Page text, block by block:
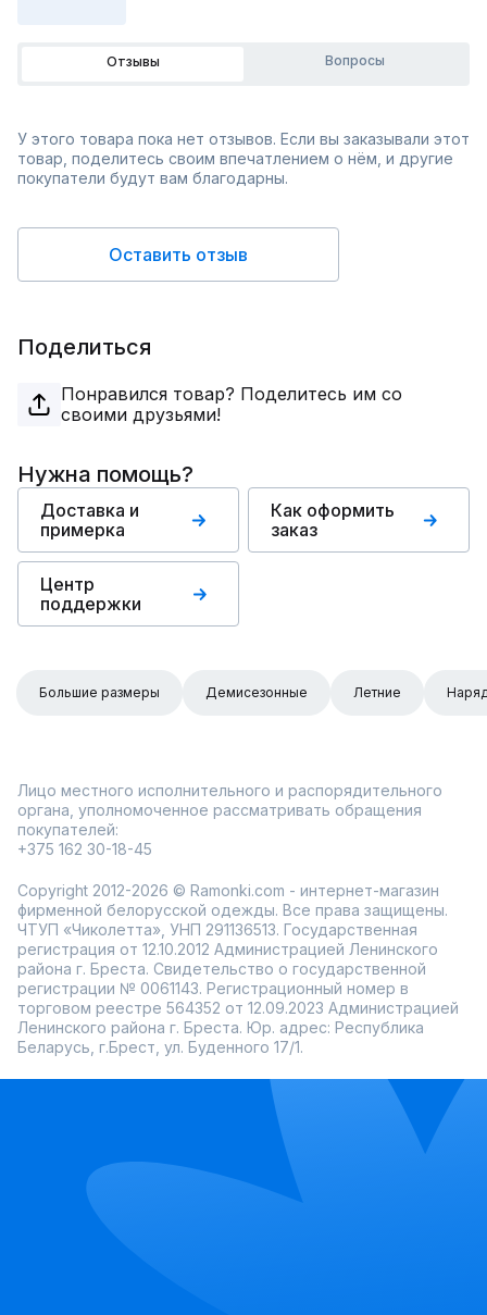
Отзывы Вопросы
У этого товара пока нет отзывов. Если вы заказывали этот
товар, поделитесь своим впечатлением о нём, и другие
покупатели будут вам благодарны.
Оставить отзыв
Поделиться
Понравился товар? Поделитесь им со
своими друзьями!
Нужна помощь?
Доставка и
примерка
Как оформить
заказ
Центр
поддержки
Большие размеры Демисезонные Летние
Лицо местного исполнительного и распорядительного
органа, уполномоченное рассматривать обращения
покупателей:
+375 162 30-18-45
Copyright 2012-2026 © Ramonki.com - интернет-магазин
фирменной белорусской одежды. Все права защищены.
ЧТУП «Чиколетта», УНП 291136513. Государственная
регистрация от 12.10.2012 Администрацией Ленинского
района г. Бреста. Свидетельство о государственной
регистрации № 0061143. Регистрационный номер в
торговом реестре 564352 от 12.09.2023 Администрацией
Ленинского района г. Бреста. Юр. адрес: Республика
Беларусь, г.Брест, ул. Буденного 17/1.